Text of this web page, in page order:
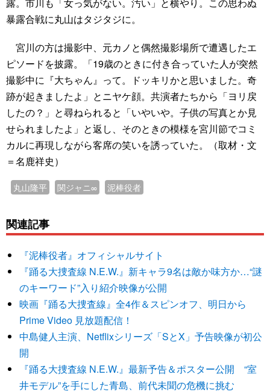
露。市川も「女っ気がない。汚い」と横やり。この思わぬ
暴露合戦に丸山はタジタジに。
宮川の方は撮影中、元カノと偶然撮影場所で遭遇したエ
ピソードを披露。「19歳のときに付き合っていた人が突然
撮影中に『大ちゃん』って。ドッキリかと思いました。奇
跡が起きましたよ」とニヤケ顔。共演者たちから「ヨリ戻
したの？」と尋ねられると「いやいや。子供の写真とか見
せられましたよ」と返し、そのときの模様を宮川節でコミ
カルに再現しながら客席の笑いを誘っていた。（取材・文
＝名鹿祥史）
丸山隆平 関ジャニ∞ 泥棒役者
関連記事
『泥棒役者』オフィシャルサイト
『踊る大捜査線 N.E.W.』新キャラ9名は敵か味方か…“謎
のキーワード”入り紹介映像が公開
映画『踊る大捜査線』全4作＆スピンオフ、明日から
Prime Video 見放題配信！
中島健人主演、Netflixシリーズ「SとX」予告映像が初公
開
『踊る大捜査線 N.E.W.』最新予告＆ポスター公開 “室
井モデル”を手にした青島、前代未聞の危機に挑む